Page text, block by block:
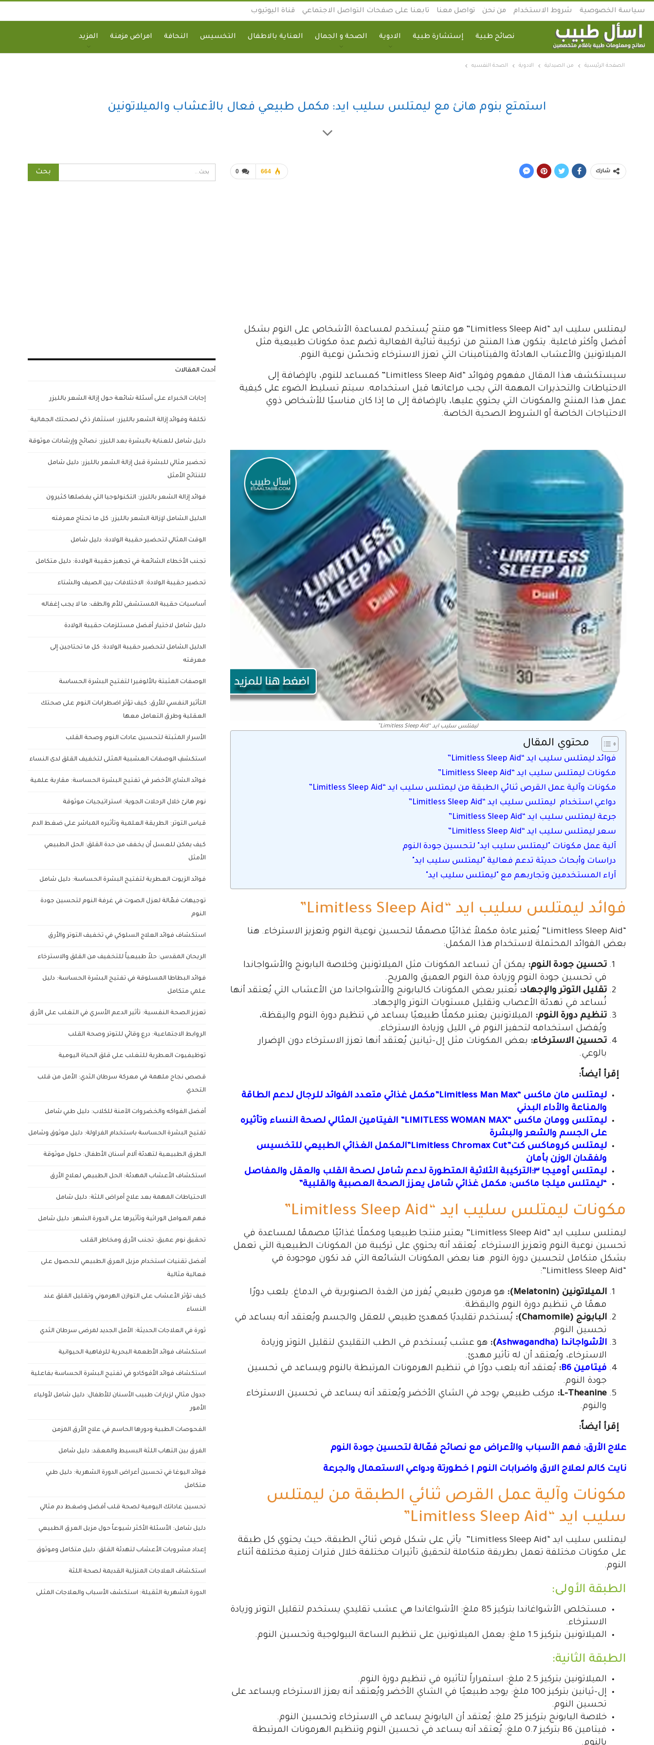
سياسة الخصوصية شروط الاستخدام من نحن تواصل معنا تابعنا على صفحات التواصل الاجتماعي قناة اليوتيوب
نصائح طبية إستشارة طبية الادوية الصحة و الجمال العناية بالاطفال التخسيس النحافة امراض مزمنة المزيد
الصفحة الرئيسية من الصيدلية الادوية الصحة النفسيه
استمتع بنوم هانئ مع ليمتلس سليب ايد: مكمل طبيعي فعال بالأعشاب والميلاتونين
0 664 شارك
ليمتلس سليب ايد “Limitless Sleep Aid” هو منتج يُستخدم لمساعدة الأشخاص على النوم بشكل
أفضل وأكثر فاعلية. يتكون هذا المنتج من تركيبة ثنائية الفعالية تضم عدة مكونات طبيعية مثل
الميلاتونين والأعشاب الهادئة والفيتامينات التي تعزز الاسترخاء وتحسّن نوعية النوم.
سيستكشف هذا المقال مفهوم وفوائد “Limitless Sleep Aid” كمساعد للنوم، بالإضافة إلى
الاحتياطات والتحذيرات المهمة التي يجب مراعاتها قبل استخدامه. سيتم تسليط الضوء على كيفية
عمل هذا المنتج والمكونات التي يحتوي عليها، بالإضافة إلى ما إذا كان مناسبًا للأشخاص ذوي
الاحتياجات الخاصة أو الشروط الصحية الخاصة.
ليمتلس سليب ايد “Limitless Sleep Aid”
محتوي المقال
فوائد ليمتلس سليب ايد “Limitless Sleep Aid”
مكونات ليمتلس سليب ايد “Limitless Sleep Aid”
مكونات وآلية عمل القرص ثنائي الطبقة من ليمتلس سليب ايد “Limitless Sleep Aid”
دواعي استخدام ليمتلس سليب ايد “Limitless Sleep Aid”
جرعة ليمتلس سليب ايد “Limitless Sleep Aid”
سعر ليمتلس سليب ايد “Limitless Sleep Aid”
آلية عمل مكونات "ليمتلس سليب ايد" لتحسين جودة النوم
دراسات وأبحاث حديثة تدعم فعالية "ليمتلس سليب ايد"
آراء المستخدمين وتجاربهم مع "ليمتلس سليب ايد"
فوائد ليمتلس سليب ايد “Limitless Sleep Aid”
“Limitless Sleep Aid” يُعتبر عادة مكملاً غذائيًا مصممًا لتحسين نوعية النوم وتعزيز الاسترخاء. هنا
بعض الفوائد المحتملة لاستخدام هذا المكمل:
تحسين جودة النوم: يمكن أن تساعد المكونات مثل الميلاتونين وخلاصة البابونج والأشواجاندا
في تحسين جودة النوم وزيادة مدة النوم العميق والمريح.
تقليل التوتر والإجهاد: تُعتبر بعض المكونات كالبابونج والأشواجاندا من الأعشاب التي يُعتقد أنها
تُساعد في تهدئة الأعصاب وتقليل مستويات التوتر والإجهاد.
تنظيم دورة النوم: الميلاتونين يعتبر مكملًا طبيعيًا يساعد في تنظيم دورة النوم واليقظة،
ويُفضل استخدامه لتحفيز النوم في الليل وزيادة الاسترخاء.
تحسين الاسترخاء: بعض المكونات مثل إل-ثيانين يُعتقد أنها تعزز الاسترخاء دون الإضرار
بالوعي.
إقرأ أيضاً:
ليمتلس مان ماكس “Limitless Man Max”مكمل غذائي متعدد الفوائد للرجال لدعم الطاقة
والمناعة والأداء البدني
ليمتلس وومان ماكس “LIMITLESS WOMAN MAX” الفيتامين المثالي لصحة النساء وتأثيره
على الجسم والشعر والبشرة
ليمتلس كروماكس كت”Limitless Chromax Cut”المكمل الغذائي الطبيعي للتخسيس
ولفقدان الوزن بأمان
ليمتلس أوميجا ٣:التركيبة الثلاثية المتطورة لدعم شامل لصحة القلب والعقل والمفاصل
“ليمتلس ميلجا ماكس: مكمل غذائي شامل يعزز الصحة العصبية والقلبية”
مكونات ليمتلس سليب ايد “Limitless Sleep Aid”
ليمتلس سليب ايد “Limitless Sleep Aid” يعتبر منتجا طبيعيا ومكملًا غذائيًا مصممًا لمساعدة في
تحسين نوعية النوم وتعزيز الاسترخاء. يُعتقد أنه يحتوي على تركيبة من المكونات الطبيعية التي تعمل
بشكل متكامل لتحسين دورة النوم. هنا بعض المكونات الشائعة التي قد تكون موجودة في
“Limitless Sleep Aid”:
الميلاتونين (Melatonin):
هو هرمون طبيعي يُفرز من الغدة الصنوبرية في الدماغ. يلعب دورًا
مهمًا في تنظيم دورة النوم واليقظة.
البابونج (Chamomile):
يُستخدم تقليديًا كمهدئ طبيعي للعقل والجسم ويُعتقد أنه يساعد في
تحسين النوم.
الأشواجاندا (Ashwagandha
): هو عشب يُستخدم في الطب التقليدي لتقليل التوتر وزيادة
الاسترخاء، ويُعتقد أن له تأثير مهدئ.
فيتامين B6
: يُعتقد أنه يلعب دورًا في تنظيم الهرمونات المرتبطة بالنوم ويساعد في تحسين
جودة النوم.
L-Theanine:
مركب طبيعي يوجد في الشاي الأخضر ويُعتقد أنه يساعد في تحسين الاسترخاء
والنوم.
إقرأ أيضاً:
علاج الأرق: فهم الأسباب والأعراض مع نصائح فعّالة لتحسين جودة النوم
نايت كالم لعلاج الارق واضرابات النوم | خطورتة ودواعي الاستعمال والجرعة
مكونات وآلية عمل القرص ثنائي الطبقة من ليمتلس
سليب ايد “Limitless Sleep Aid”
ليمتلس سليب ايد “Limitless Sleep Aid” يأتي على شكل قرص ثنائي الطبقة، حيث يحتوي كل طبقة
على مكونات مختلفة تعمل بطريقة متكاملة لتحقيق تأثيرات مختلفة خلال فترات زمنية مختلفة أثناء
النوم.
الطبقة الأولى:
مستخلص الأشواغاندا بتركيز 85 ملغ: الأشواغاندا هي عشب تقليدي يستخدم لتقليل التوتر وزيادة
الاسترخاء.
الميلاتونين بتركيز 1.5 ملغ: يعمل الميلاتونين على تنظيم الساعة البيولوجية وتحسين النوم.
الطبقة الثانية:
الميلاتونين بتركيز 2.5 ملغ: استمراراً لتأثيره في تنظيم دورة النوم.
إل-ثيانين بتركيز 100 ملغ: يوجد طبيعيًا في الشاي الأخضر ويُعتقد أنه يعزز الاسترخاء ويساعد على
تحسين النوم.
خلاصة البابونج بتركيز 25 ملغ: يُعتقد أن البابونج يساعد في الاسترخاء وتحسين النوم.
فيتامين B6 بتركيز 0.7 ملغ: يُعتقد أنه يساعد في تحسين النوم وتنظيم الهرمونات المرتبطة
أحدث المقالات
إجابات الخبراء على أسئلة شائعة حول إزالة الشعر بالليزر
تكلفة وفوائد إزالة الشعر بالليزر: استثمار ذكي لصحتك الجمالية
دليل شامل للعناية بالبشرة بعد الليزر: نصائح وإرشادات موثوقة
تحضير مثالي للبشرة قبل إزالة الشعر بالليزر: دليل شامل
للنتائج الأمثل
فوائد إزالة الشعر بالليزر: التكنولوجيا التي يفضلها كثيرون
الدليل الشامل لإزالة الشعر بالليزر: كل ما تحتاج معرفته
الوقت المثالي لتحضير حقيبة الولادة: دليل شامل
تجنب الأخطاء الشائعة في تجهيز حقيبة الولادة: دليل متكامل
تحضير حقيبة الولادة: الاختلافات بين الصيف والشتاء
أساسيات حقيبة المستشفى للأم والطف: ما لا يجب إغفاله
دليل شامل لاختيار أفضل مستلزمات حقيبة الولادة
الدليل الشامل لتحضير حقيبة الولادة: كل ما تحتاجين إلى
معرفته
الوصفات المثبتة بالألوفيرا لتفتيح البشرة الحساسة
التأثير النفسي للأرق: كيف تؤثر اضطرابات النوم على صحتك
العقلية وطرق التعامل معها
الأسرار المثبتة لتحسين عادات النوم وصحة القلب
استكشفِ الوصفات العشبية المثلى لتخفيف القلق لدى النساء
فوائد الشاي الأخضر في تفتيح البشرة الحساسة: مقاربة علمية
نوم هانئ خلال الرحلات الجوية: استراتيجيات موثوقة
قياس التوتر: الطريقة العلمية وتأثيره المباشر على ضغط الدم
كيف يمكن للعسل أن يخفف من حدة القلق: الحل الطبيعي
الأمثل
فوائد الزيوت العطرية لتفتيح البشرة الحساسة: دليل شامل
توجيهات فعّالة لعزل الصوت في غرفة النوم لتحسين جودة
النوم
استكشاف فوائد العلاج السلوكي في تخفيف التوتر والأرق
الريحان المقدس: حلاً طبيعياً للتخفيف من القلق والاسترخاء
فوائد البطاطا المسلوقة في تفتيح البشرة الحساسة: دليل
علمي متكامل
تعزيز الصحة النفسية: تأثير الدعم الأسري في التغلب على الأرق
الروابط الاجتماعية: درع وقائي للتوتر وصحة القلب
توظيفيوت العطرية للتغلب على قلق الحياة اليومية
قصص نجاح ملهمة في معركة سرطان الثدي: الأمل من قلب
التحدي
أفضل الفواكه والخضروات الآمنة للكلاب: دليل طبي شامل
تفتيح البشرة الحساسة باستخدام الفراولة: دليل موثوق وشامل
الطرق الطبيعية لتهدئة آلام أسنان الأطفال: حلول موثوقة
استكشاف الأعشاب المهدئة: الحل الطبيعي لعلاج الأرق
الاحتياطات المهمة بعد علاج أمراض اللثة: دليل شامل
فهم العوامل الوراثية وتأثيرها على الدورة الشهر: دليل شامل
تحقيق نوم عميق: تجنب الأرق ومخاطر القلب
أفضل تقنيات استخدام مزيل العرق الطبيعي للحصول على
فعالية مثالية
كيف تؤثر الأعشاب على التوازن الهرموني وتقليل القلق عند
النساء
ثورة في العلاجات الحديثة: الأمل الجديد لمرضى سرطان الثدي
استكشاف فوائد الأطعمة البحرية للرفاهية الحيوانية
استكشاف فوائد الأفوكادو في تفتيح البشرة الحساسة بفاعلية
جدول مثالي لزيارات طبيب الأسنان للأطفال: دليل شامل لأولياء
الأمور
الفحوصات الطبية ودورها الحاسم في علاج الأرق المزمن
الفرق بين التهاب اللثة البسيط والمعقد: دليل شامل
فوائد اليوغا في تحسين أعراض الدورة الشهرية: دليل طبي
متكامل
تحسين عاداتك اليومية لصحة قلب أفضل وضغط دم مثالي
دليل شامل: الأسئلة الأكثر شيوعاً حول مزيل العرق الطبيعي
إعداد مشروبات الأعشاب لتهدئة القلق: دليل متكامل وموثوق
استكشاف العلاجات المنزلية القديمة لصحة اللثة
الدورة الشهرية الثقيلة: استكشف الأسباب والعلاجات المثلى